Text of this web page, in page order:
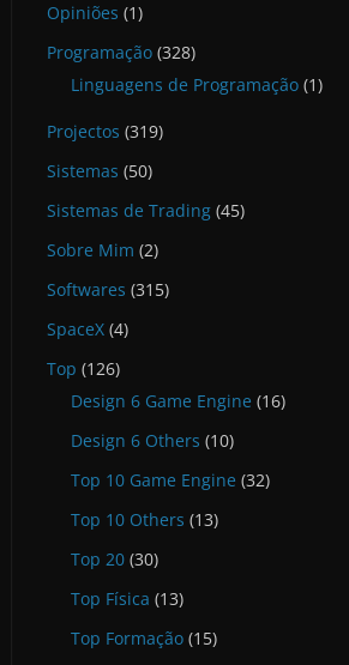
Opiniões (1)
Programação (328)
Linguagens de Programação (1)
Projectos (319)
Sistemas (50)
Sistemas de Trading (45)
Sobre Mim (2)
Softwares (315)
SpaceX (4)
Top (126)
Design 6 Game Engine (16)
Design 6 Others (10)
Top 10 Game Engine (32)
Top 10 Others (13)
Top 20 (30)
Top Física (13)
Top Formação (15)